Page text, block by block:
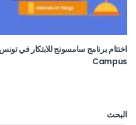
Campus
البحث